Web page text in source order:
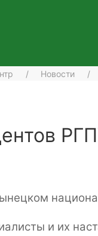
Новости
и их